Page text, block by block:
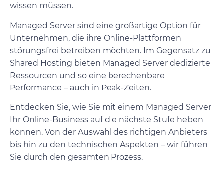
wissen müssen.
Managed Server sind eine großartige Option für
Unternehmen, die ihre Online-Plattformen
störungsfrei betreiben möchten. Im Gegensatz zu
Shared Hosting bieten Managed Server dedizierte
Ressourcen und so eine berechenbare
Performance – auch in Peak-Zeiten.
Entdecken Sie, wie Sie mit einem Managed Server
Ihr Online-Business auf die nächste Stufe heben
können. Von der Auswahl des richtigen Anbieters
bis hin zu den technischen Aspekten – wir führen
Sie durch den gesamten Prozess.